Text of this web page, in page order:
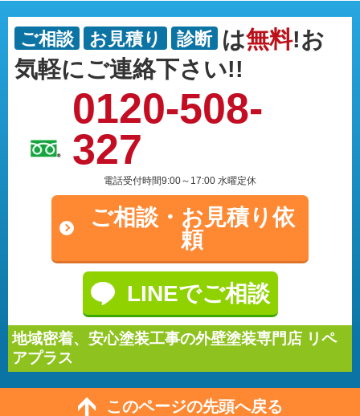
ご相談 お見積り 診断 は無料!お
気軽にご連絡下さい!!
0120-508-
327
電話受付時間9:00～17:00 水曜定休
ご相談・ お見積り依
頼
LINEでご相談
地域密着、安心塗装工事の外壁塗装専門店 リペ
アプラス
このページの先頭へ戻る